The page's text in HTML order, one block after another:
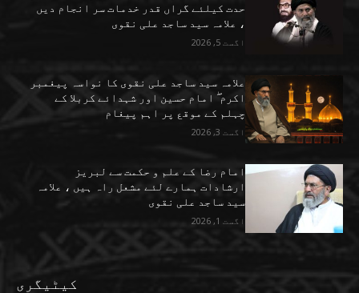
حدت کیلئے گراں قدر خدمات سر انجام دیں
، علامہ سید ساجد علی نقوی
اگست 5, 2026
علامہ سید ساجد علی نقوی کا نواسہ پیغمبر
اکرم ۖ امام حسین اور شہدائے کربلا کے
چہلم کے موقع پر اہم پیغام
اگست 3, 2026
امام رضا کے علم و حکمت سے لبریز
ارشادات ہمارے لئے مشعل راہ ہیں ، علامہ
سید ساجد علی نقوی
اگست 1, 2026
کیٹیگری